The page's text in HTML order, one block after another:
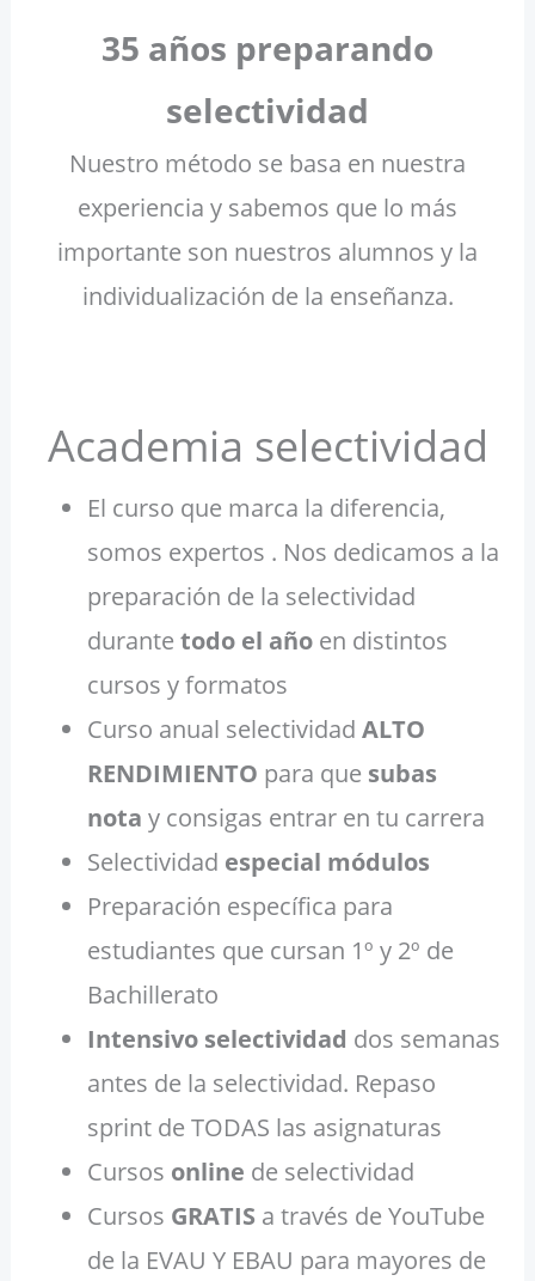
35 años preparando
selectividad
Nuestro método se basa en nuestra
experiencia y sabemos que lo más
importante son nuestros alumnos y la
individualización de la enseñanza.
Academia selectividad
El curso que marca la diferencia,
somos expertos . Nos dedicamos a la
preparación de la selectividad
durante todo el añoen distintos
cursos y formatos
Curso anual selectividad ALTO
RENDIMIENTO para que subas
nota y consigas entrar en tu carrera
Selectividad especial módulos
Preparación específica para
estudiantes que cursan 1º y 2º de
Bachillerato
Intensivo selectividad dos semanas
antes de la selectividad. Repaso
sprint de TODAS las asignaturas
Cursos online de selectividad
Cursos GRATIS a través de YouTube
de la EVAU Y EBAU para mayores de